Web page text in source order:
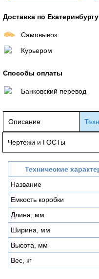
Доставка по Екатеринбургу
Самовывоз
Курьером
Способы оплаты
Банковский перевод
Описание
Чертежи и ГОСТы
Технические
Название
Емкость коробки
Длина, мм
Ширина, мм
Высота, мм
Вес, кг